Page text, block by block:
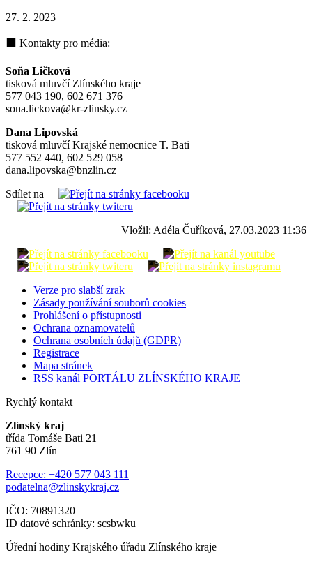
27. 2. 2023
⬛ Kontakty pro média:
Soňa Ličková
tisková mluvčí Zlínského kraje
577 043 190, 602 671 376
sona.lickova@kr-zlinsky.cz
Dana Lipovská
tisková mluvčí Krajské nemocnice T. Bati
577 552 440, 602 529 058
dana.lipovska@bnzlin.cz
Sdílet na
Vložil: Adéla Čuříková, 27.03.2023 11:36
Verze pro slabší zrak
Zásady používání souborů cookies
Prohlášení o přístupnosti
Ochrana oznamovatelů
Ochrana osobních údajů (GDPR)
Registrace
Mapa stránek
RSS kanál PORTÁLU ZLÍNSKÉHO KRAJE
Rychlý kontakt
Zlínský kraj
třída Tomáše Bati 21
761 90 Zlín
Recepce: +420 577 043 111
podatelna@zlinskykraj.cz
IČO: 70891320
ID datové schránky: scsbwku
Úřední hodiny Krajského úřadu Zlínského kraje